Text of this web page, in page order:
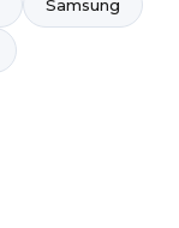
Samsung